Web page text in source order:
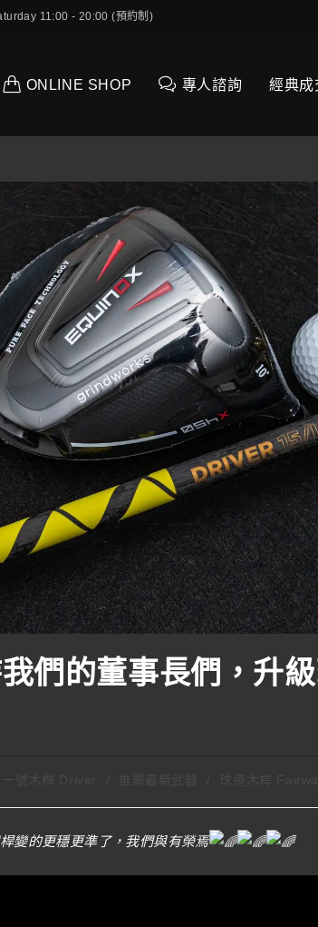
11:00 - 20:00 (預約制)
ONLINE SHOP 專人諮詢 經典成
們的董事長們，升
球道木桿
變的更穩更準了，我們與有榮焉